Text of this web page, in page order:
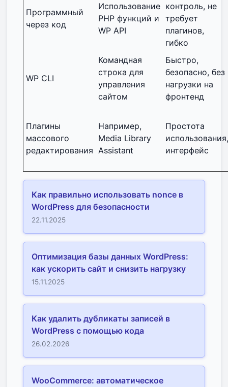
Программный
через код
Использование
PHP функций и
WP API
контроль, не
требует
плагинов,
гибко
WP CLI
Командная
строка для
управления
сайтом
Быстро,
безопасно, без
нагрузки на
фронтенд
Плагины
массового
редактирования
Например,
Media Library
Assistant
Простота
использования,
интерфейс
Как правильно использовать nonce в
WordPress для безопасности
22.11.2025
Оптимизация базы данных WordPress:
как ускорить сайт и снизить нагрузку
15.11.2025
Как удалить дубликаты записей в
WordPress с помощью кода
26.02.2026
WooCommerce: автоматическое